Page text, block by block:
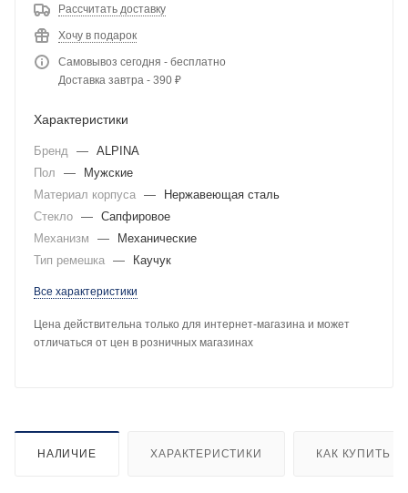
Рассчитать доставку
Хочу в подарок
Самовывоз сегодня - бесплатно
Доставка завтра - 390 ₽
Характеристики
Бренд — ALPINA
Пол
—
Мужские
Материал корпуса —
Нержавеющая сталь
Стекло — Сапфировое
Механизм
—
Механические
Тип ремешка — Каучук
Все характеристики
Цена действительна только для интернет-магазина и может
отличаться от цен в розничных магазинах
НАЛИЧИЕ ХАРАКТЕРИСТИКИ КАК КУПИТЬ